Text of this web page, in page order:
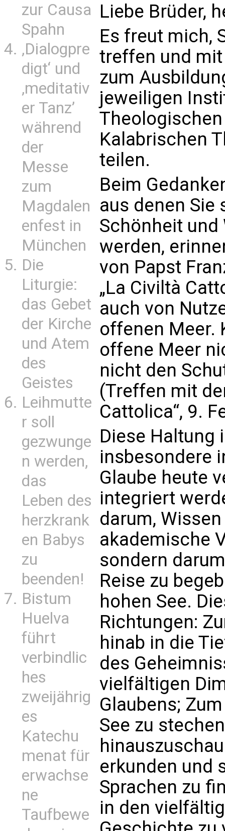
zur Causa
Spahn
‚Dialogpre
digt‘ und
‚meditativ
er Tanz’
während
der
Messe
zum
Magdalen
enfest in
München
Die
Liturgie:
das Gebet
der Kirche
und Atem
des
Geistes
Leihmutte
r soll
gezwunge
n werden,
das
Leben des
herzkrank
en Babys
zu
beenden!
Bistum
Huelva
führt
verbindlic
hes
zweijährig
es
Katechu
menat für
erwachse
ne
Taufbewe
Liebe Brüder,
Es freut mich,
treffen und
zum
jeweiligen
Kalabrischen
teilen.
Beim
aus denen Sie
Schönheit und
werden,
von Papst
„La Civiltà
auch von
offenen Meer.
offene Meer
nicht den
(Treffen mit
Cattolica“, 9.
Diese Haltung
insbesondere
Glaube heute
integriert
darum,
akademische
sondern
Reise zu
hohen See.
Richtungen:
hinab in die
des
vielfältigen
Glaubens;
See zu
erkunden und
Sprachen zu
in den